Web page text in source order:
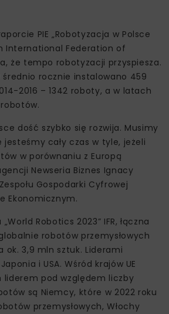
PIE „Robotyzacja w Polsce
International Federation of
że tempo robotyzacji przyspiesza.
rocznie instalowano 459
2016 – 1342 roboty, a w latach
dość szybko się rozwija. Musimy
cały czas w tyle, jeżeli
w porównaniu z Europą
Newseria Biznes Ignacy
Gospodarki Cyfrowej
Ekonomicznym.
Robotics 2023” IFR, łączna
robotów przemysłowych
ok. 3,9 mln sztuk. Liderami
i USA. Wśród krajów UE
liderem pod względem liczby
są Niemcy, które w 2022 roku
przemysłowych, Włochy